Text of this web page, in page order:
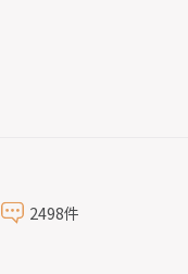
2498件